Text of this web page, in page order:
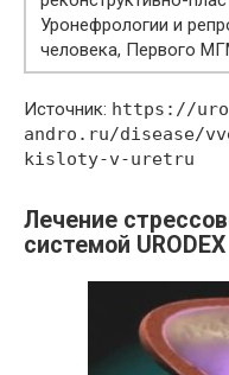
Уронефрологии и
человека, Первого
Источник: https://
andro.ru/disease/
kisloty-v-uretru
Лечение
системой URODEX